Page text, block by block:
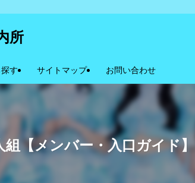
所
す サイトマップ お問い合わせ
【メンバー・入口ガイド】